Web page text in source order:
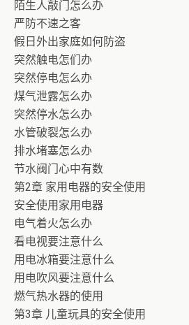
陌生人敲门怎么办
严防不速之客
假日外出家庭如何防盗
突然触电怎们办
突然停电怎么办
煤气泄露怎么办
突然停水怎么办
水管破裂怎么办
排水堵塞怎么办
节水阀门心中有数
第2章 家用电器的安全使用
安全使用家用电器
电气着火怎么办
看电视要注意什么
用电冰箱要注意什么
用电吹风要注意什么
燃气热水器的使用
第3章 儿童玩具的安全使用